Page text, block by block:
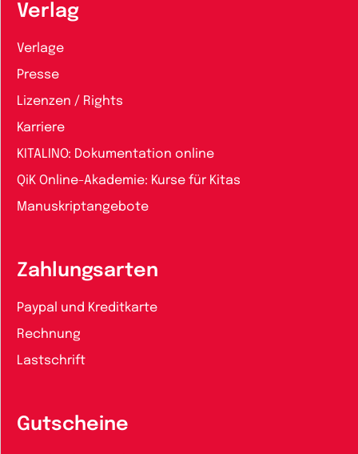
Verlag
Verlage
Presse
Lizenzen / Rights
Karriere
KITALINO: Dokumentation online
QiK Online-Akademie: Kurse für Kitas
Manuskriptangebote
Zahlungsarten
Paypal und Kreditkarte
Rechnung
Lastschrift
Gutscheine